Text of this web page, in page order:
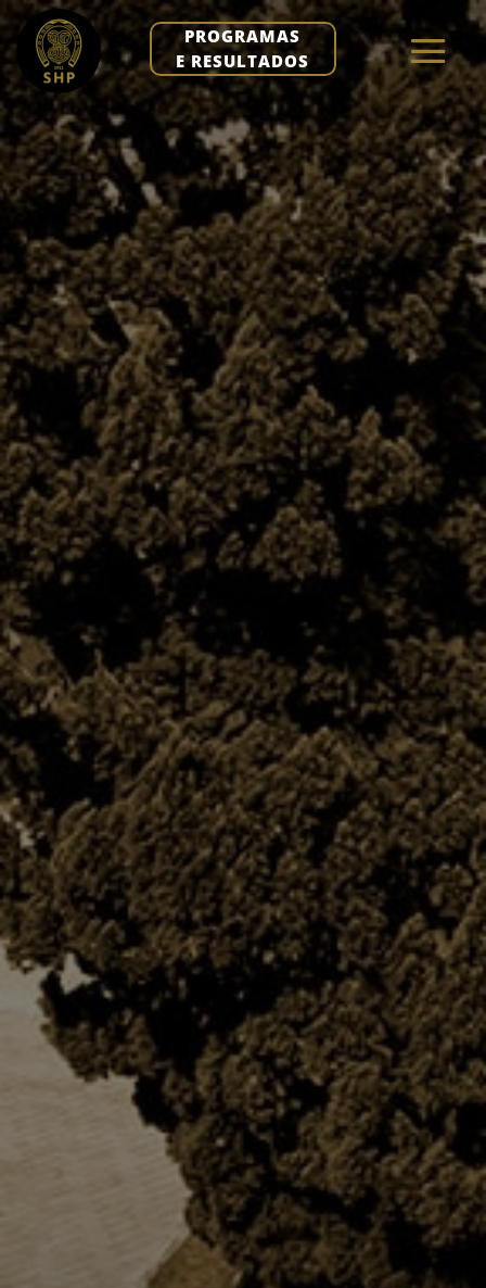
PROGRAMAS
E RESULTADOS